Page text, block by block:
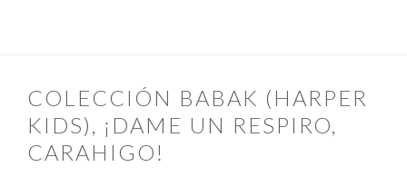
COLECCIÓN BABAK (HARPER
KIDS), ¡DAME UN RESPIRO,
CARAHIGO!